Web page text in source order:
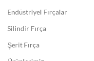
Endüstriyel Fırçalar
Silindir Fırça
Şerit Fırça